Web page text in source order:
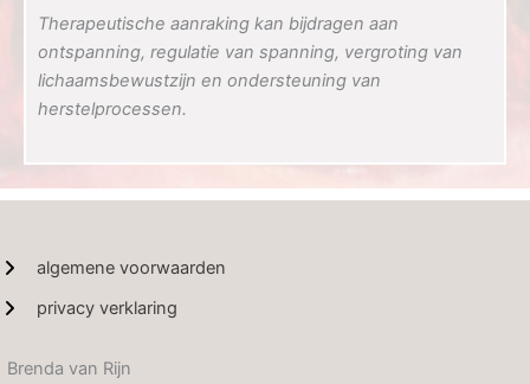
Therapeutische aanraking kan bijdragen aan
ontspanning, regulatie van spanning, vergroting van
lichaamsbewustzijn en ondersteuning van
herstelprocessen.
algemene voorwaarden
privacy verklaring
Brenda van Rijn